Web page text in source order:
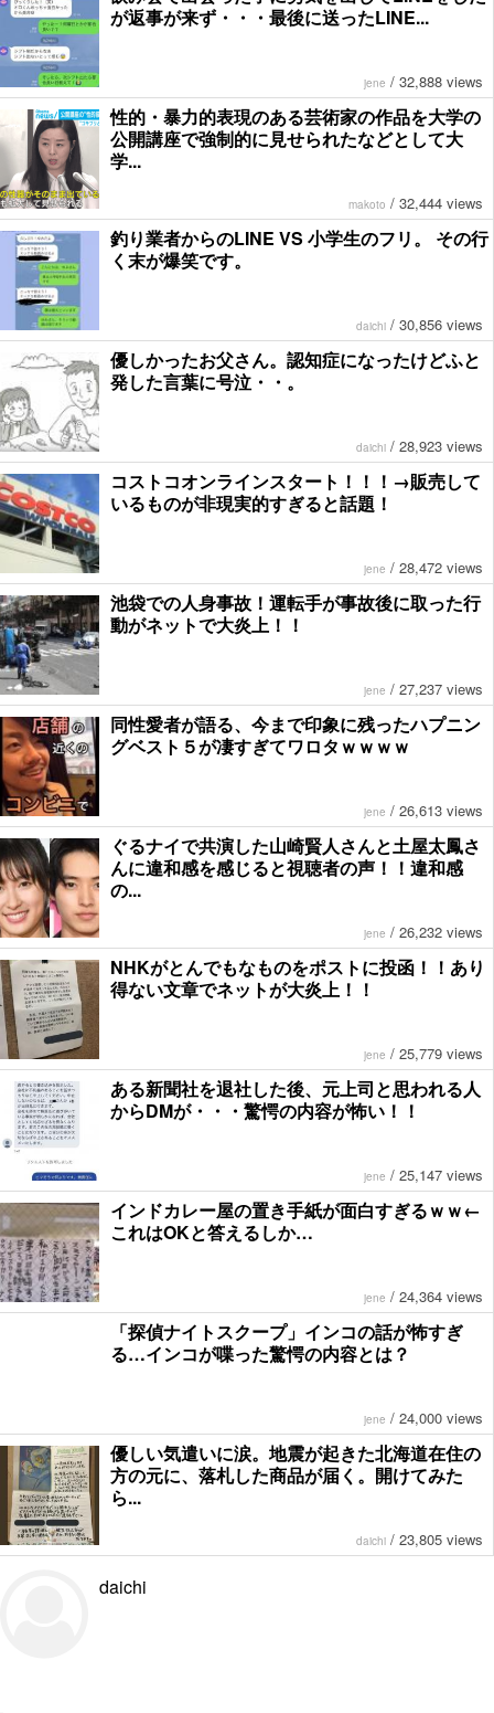
が返事が来ず・・・最後に送ったLINE...
jene / 32,888 views
性的・暴力的表現のある芸術家の作品を大学の
公開講座で強制的に見せられたなどとして大
学...
makoto / 32,444 views
釣り業者からのLINE VS 小学生のフリ。 その行
く末が爆笑です。
daichi / 30,856 views
優しかったお父さん。認知症になったけどふと
発した言葉に号泣・・。
daichi / 28,923 views
コストコオンラインスタート！！！→販売して
いるものが非現実的すぎると話題！
jene / 28,472 views
池袋での人身事故！運転手が事故後に取った行
動がネットで大炎上！！
jene / 27,237 views
同性愛者が語る、今まで印象に残ったハプニン
グベスト５が凄すぎてワロタｗｗｗｗ
jene / 26,613 views
ぐるナイで共演した山崎賢人さんと土屋太鳳さ
んに違和感を感じると視聴者の声！！違和感
の...
jene / 26,232 views
NHKがとんでもなものをポストに投函！！あり
得ない文章でネットが大炎上！！
jene / 25,779 views
ある新聞社を退社した後、元上司と思われる人
からDMが・・・驚愕の内容が怖い！！
jene / 25,147 views
インドカレー屋の置き手紙が面白すぎるｗｗ←
これはOKと答えるしか…
jene / 24,364 views
「探偵ナイトスクープ」インコの話が怖すぎ
る…インコが喋った驚愕の内容とは？
jene / 24,000 views
優しい気遣いに涙。地震が起きた北海道在住の
方の元に、落札した商品が届く。開けてみた
ら...
daichi / 23,805 views
daichi